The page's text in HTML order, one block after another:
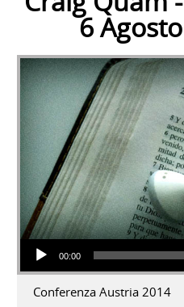
6
Audio Player
00:00
Conferenza Austria 2014